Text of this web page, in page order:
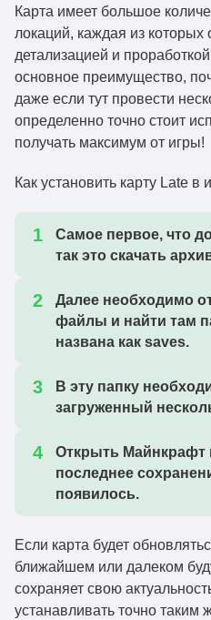
Карта имеет большое
локаций, каждая из которых
детализацией и
основное преимущество,
даже если тут провести
определенно точно стоит
получать максимум от игры!
Как установить карту Late в
Самое первое, что
так это скачать
Далее необходимо
файлы и найти там
названа как saves.
В эту папку
загруженный
Открыть Майнкрафт
последнее
появилось.
Если карта будет
ближайшем или далеком
сохраняет свою
устанавливать точно таким